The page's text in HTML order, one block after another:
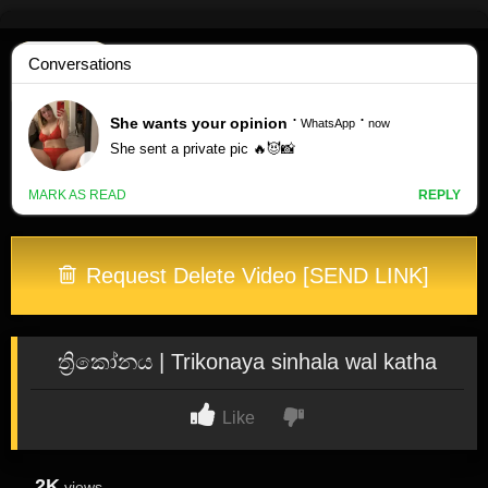
to
content
Request Delete Video [SEND LINK]
ත්‍රිකෝනය | Trikonaya sinhala wal katha
Like